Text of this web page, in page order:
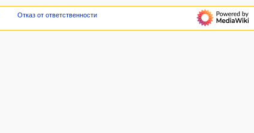
Отказ от ответственности